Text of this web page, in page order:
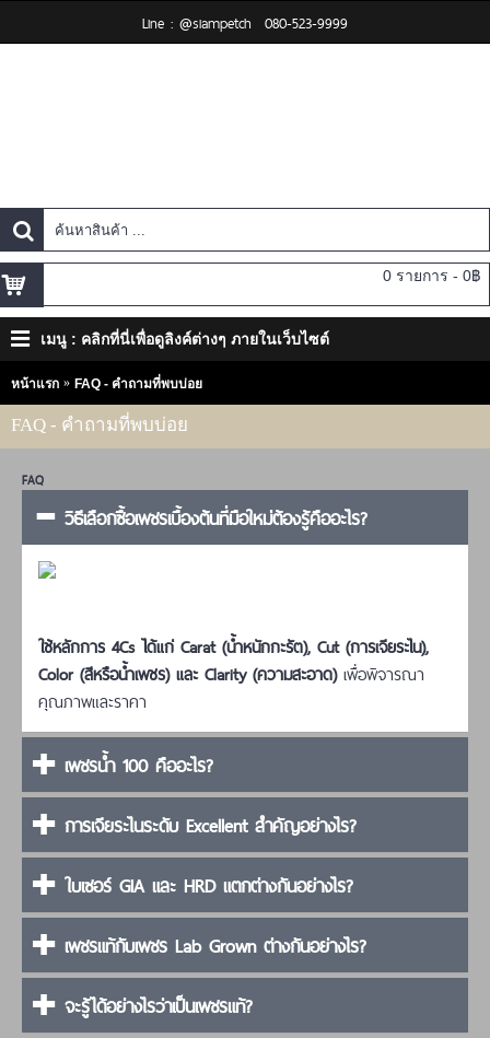
Line : @siampetch 080-523-9999
0 รายการ - 0฿
เมนู : คลิกที่นี่เพื่อดูลิงค์ต่างๆ ภายในเว็บไซต์
หน้าแรก FAQ - คำถามที่พบบ่อย
FAQ - คำถามที่พบบ่อย
FAQ
วิธีเลือกซื้อเพชรเบื้องต้นที่มือใหม่ต้องรู้คืออะไร?
ใช้หลักการ 4Cs ได้แก่ Carat (น้ำหนักกะรัต), Cut (การเจียระไน),
Color (สีหรือน้ำเพชร) และ Clarity (ความสะอาด)เพื่อพิจารณา
คุณภาพและราคา
เพชรน้ำ 100 คืออะไร?
การเจียระไนระดับ Excellent สำคัญอย่างไร?
ใบเซอร์ GIA และ HRD แตกต่างกันอย่างไร?
เพชรแท้กับเพชร Lab Grown ต่างกันอย่างไร?
จะรู้ได้อย่างไรว่าเป็นเพชรแท้?